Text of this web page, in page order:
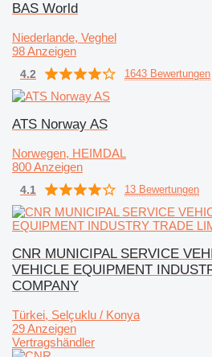
BAS World
Niederlande, Veghel
98 Anzeigen
4.2 1643 Bewertungen
ATS Norway AS
Norwegen, HEIMDAL
800 Anzeigen
4.1 13 Bewertungen
CNR MUNICIPAL SERVICE
VEHICLE EQUIPMENT
COMPANY
Türkei, Selçuklu / Konya
29 Anzeigen
Vertragshändler